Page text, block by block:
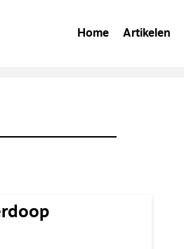
Home Artikelen